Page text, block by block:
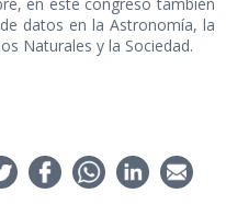
datos en la Astronomía, la
Naturales y la Sociedad.